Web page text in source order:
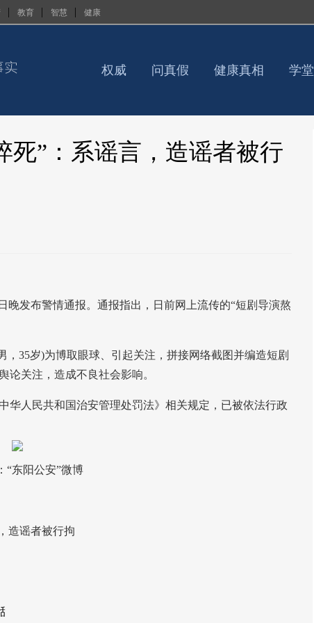
| 教育 | 智慧 | 健康
权威 问真假 健康真相 学堂
死”：系谣言，造谣者被行
发布警情通报。通报指出，日前网上流传的“短剧导演熬
35岁)为博取眼球、引起关注，拼接网络截图并编造短剧
论关注，造成不良社会影响。
人民共和国治安管理处罚法》相关规定，已被依法行政
阳公安”微博
造谣者被行拘